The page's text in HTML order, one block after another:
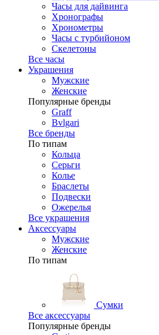
Часы для дайвинга
Хронографы
Хронометры
Часы с турбийоном
Скелетоны
Все часы
Украшения
Мужские
Женские
Популярные бренды
Graff
Bvlgari
Все бренды
По типам
Кольца
Серьги
Колье
Браслеты
Подвески
Ожерелья
Все украшения
Аксессуары
Мужские
Женские
По типам
Сумки
Все аксессуары
Популярные бренды